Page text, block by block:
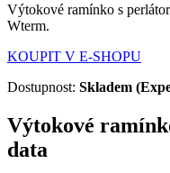
Výtokové ramínko s
Wterm.
KOUPIT V E-SHOPU
Dostupnost: Skladem
Výtokové
data